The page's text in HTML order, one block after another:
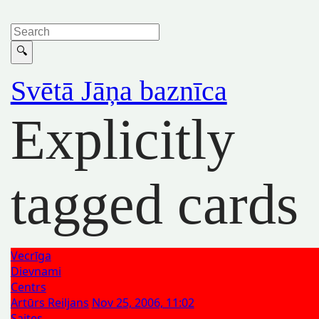
Svētā Jāņa baznīca
Explicitly
tagged cards
Vecrīga
Dievnami
Centrs
Artūrs Reiljans Nov 25, 2006, 11:02